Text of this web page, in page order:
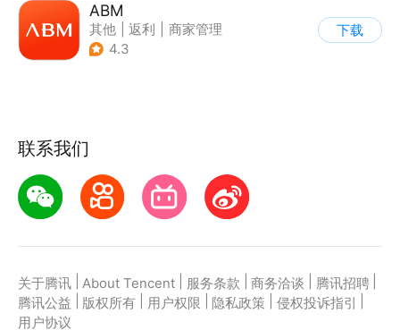
ABM
其他 返利
商家管理
| 海淘
4.3
下载
联系我们
关于腾讯 About Tencent 服务条款 商务洽谈 腾讯招聘
腾讯公益
版权所有 用户权限 隐私政策 侵权投诉指引
用户协议